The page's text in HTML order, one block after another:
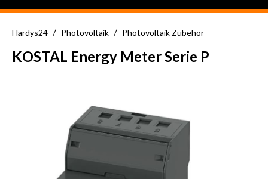
Hardys24 / Photovoltaik / Photovoltaik Zubehör
KOSTAL Energy Meter Serie P